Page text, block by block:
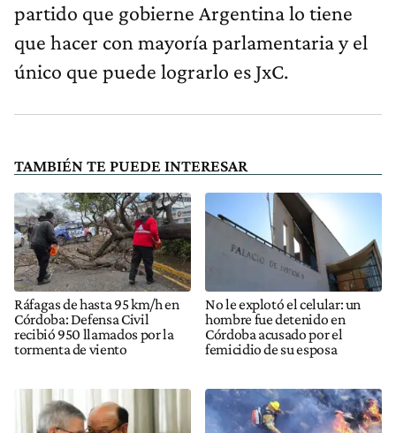
partido que gobierne Argentina lo tiene
que hacer con mayoría parlamentaria y el
único que puede lograrlo es JxC.
TAMBIÉN TE PUEDE INTERESAR
Ráfagas de hasta 95 km/h en
Córdoba: Defensa Civil
recibió 950 llamados por la
tormenta de viento
No le explotó el celular: un
hombre fue detenido en
Córdoba acusado por el
femicidio de su esposa